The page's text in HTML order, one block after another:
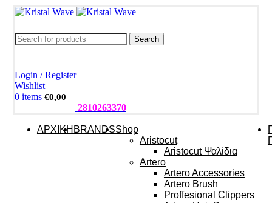
Search
Login / Register
Wishlist
0 items €0,00
2810263370
ΑΡΧΙΚΗ BRANDSShop
Aristocut
Aristocut Ψαλίδια
Artero
Artero Accessories
Artero Brush
Proffesional Clippers